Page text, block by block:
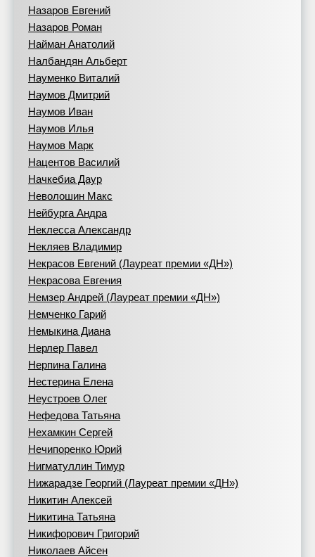
Назаров Евгений
Назаров Роман
Найман Анатолий
Налбандян Альберт
Науменко Виталий
Наумов Дмитрий
Наумов Иван
Наумов Илья
Наумов Марк
Нацентов Василий
Начкебиа Даур
Неволошин Макс
Нейбурга Андра
Неклесса Александр
Некляев Владимир
Некрасов Евгений (Лауреат премии «ДН»)
Некрасова Евгения
Немзер Андрей (Лауреат премии «ДН»)
Немченко Гарий
Немыкина Диана
Нерлер Павел
Нерпина Галина
Нестерина Елена
Неустроев Олег
Нефедова Татьяна
Нехамкин Сергей
Нечипоренко Юрий
Нигматуллин Тимур
Нижарадзе Георгий (Лауреат премии «ДН»)
Никитин Алексей
Никитина Татьяна
Никифорович Григорий
Николаев Айсен